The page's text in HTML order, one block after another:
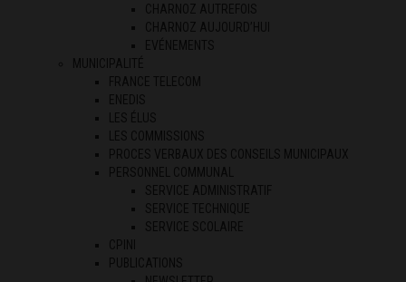
CHARNOZ AUTREFOIS
CHARNOZ AUJOURD’HUI
EVÉNEMENTS
MUNICIPALITÉ
FRANCE TELECOM
ENEDIS
LES ÉLUS
LES COMMISSIONS
PROCES VERBAUX DES CONSEILS MUNICIPAUX
PERSONNEL COMMUNAL
SERVICE ADMINISTRATIF
SERVICE TECHNIQUE
SERVICE SCOLAIRE
CPINI
PUBLICATIONS